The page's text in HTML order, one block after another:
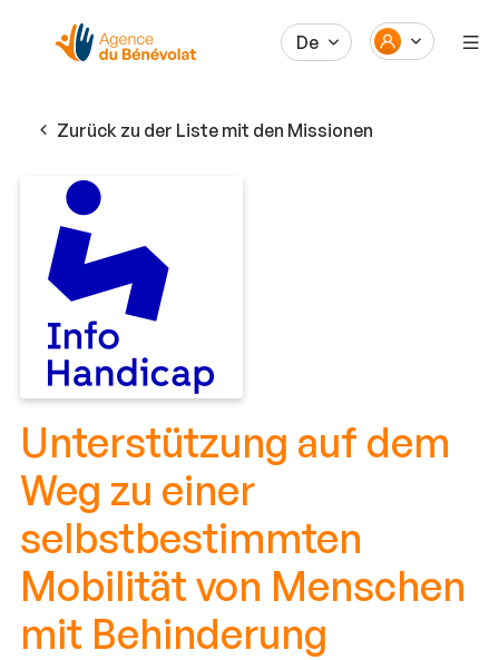
De
Zurück zu der Liste mit den Missionen
Unterstützung auf dem
Weg zu einer
selbstbestimmten
Mobilität von Menschen
mit Behinderung